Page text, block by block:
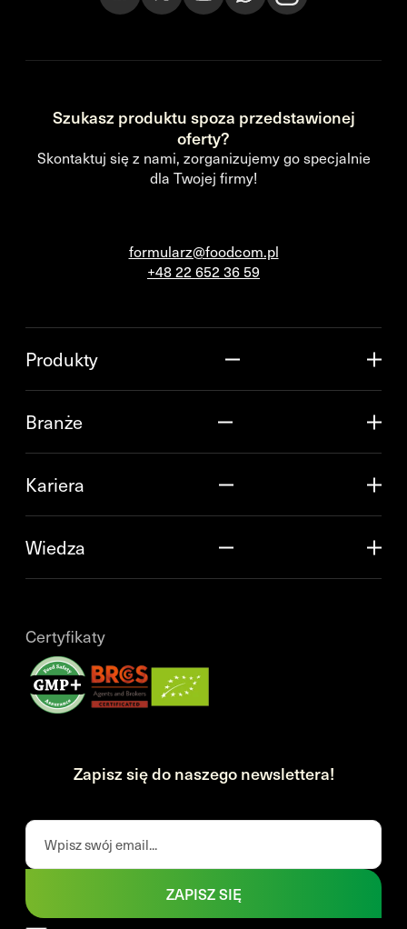
Szukasz produktu spoza przedstawionej
oferty?
Skontaktuj się z nami, zorganizujemy go specjalnie
dla Twojej firmy!
formularz@foodcom.pl
+48 22 652 36 59
Produkty
Branże
Kariera
Wiedza
Certyfikaty
Zapisz się do naszego newslettera!
ZAPISZ SIĘ